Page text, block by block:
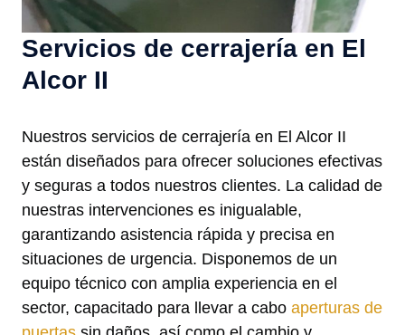
Servicios de cerrajería en El
Alcor II
Nuestros servicios de cerrajería en El Alcor II
están diseñados para ofrecer soluciones efectivas
y seguras a todos nuestros clientes. La calidad de
nuestras intervenciones es inigualable,
garantizando asistencia rápida y precisa en
situaciones de urgencia. Disponemos de un
equipo técnico con amplia experiencia en el
sector, capacitado para llevar a cabo aperturas de